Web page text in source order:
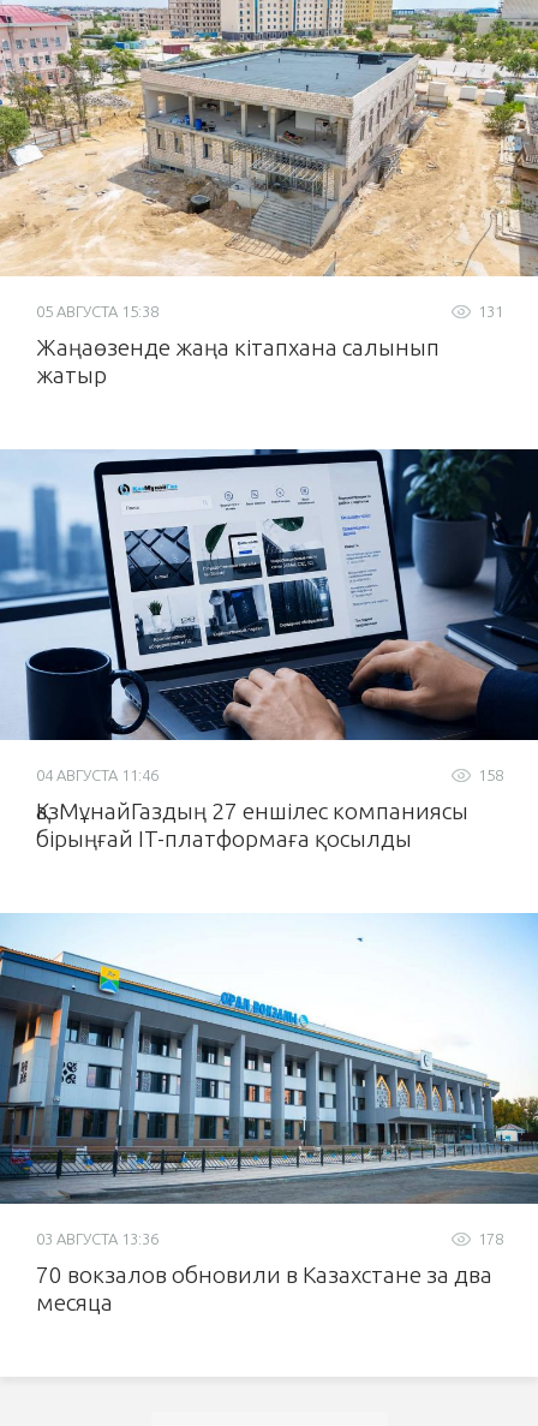
131
05 АВГУСТА 15:38
Жаңаөзенде жаңа кітапхана салынып
жатыр
158
04 АВГУСТА 11:46
ҚазМұнайГаздың 27 еншілес компаниясы
бірыңғай IT-платформаға қосылды
178
03 АВГУСТА 13:36
70 вокзалов обновили в Казахстане за два
месяца